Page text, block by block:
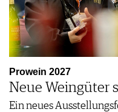
Prowein 2027
Neue Weingüter
Ein neues